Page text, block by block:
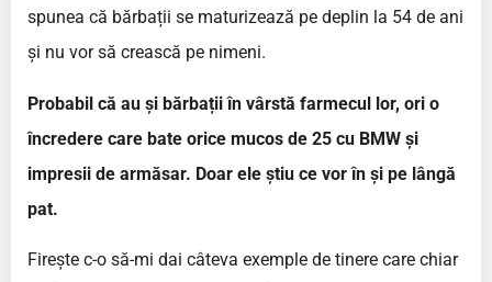
spunea că bărbații se maturizează pe deplin la 54 de ani
și nu vor să crească pe nimeni.
Probabil că au și bărbații în vârstă farmecul lor, ori o
încredere care bate orice mucos de 25 cu BMW și
impresii de armăsar. Doar ele știu ce vor în și pe lângă
pat.
Firește c-o să-mi dai câteva exemple de tinere care chiar